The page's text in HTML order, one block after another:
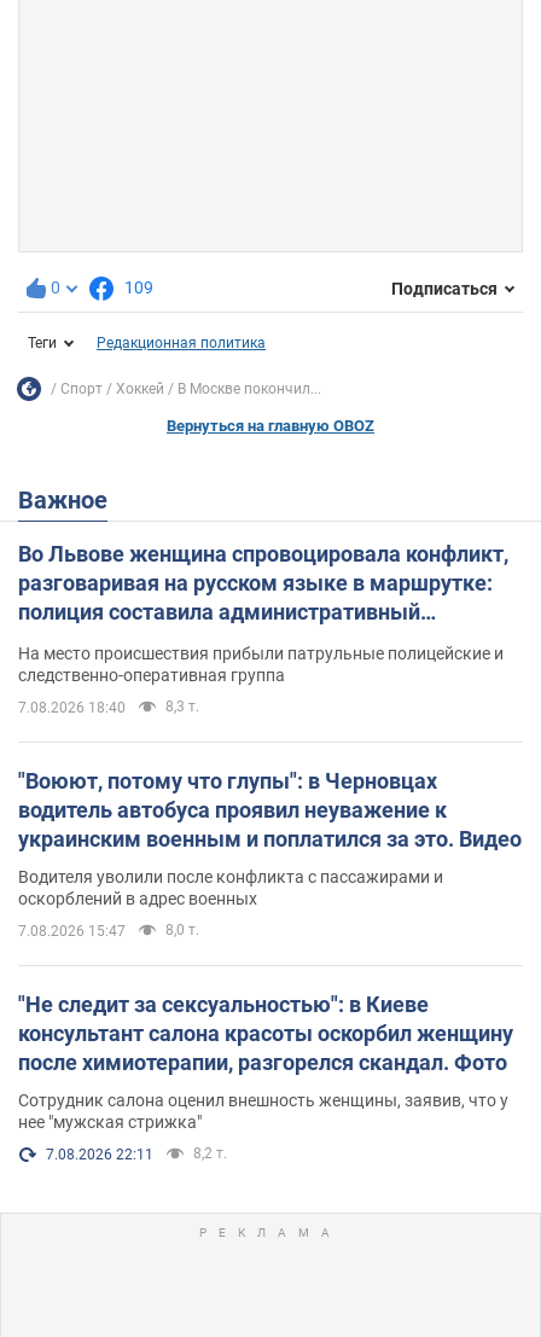
0 109 Подписаться
Теги Редакционная политика
Спорт Хоккей В Москве покончил...
Вернуться на главную OBOZ
Важное
Во Львове женщина спровоцировала конфликт,
разговаривая на русском языке в маршрутке:
полиция составила административный
протокол. Видео
На место происшествия прибыли патрульные полицейские и
следственно-оперативная группа
7.08.2026 18:40 8,3 т.
"Воюют, потому что глупы": в Черновцах
водитель автобуса проявил неуважение к
украинским военным и поплатился за это. Видео
Водителя уволили после конфликта с пассажирами и
оскорблений в адрес военных
7.08.2026 15:47 8,0 т.
"Не следит за сексуальностью": в Киеве
консультант салона красоты оскорбил женщину
после химиотерапии, разгорелся скандал. Фото
Сотрудник салона оценил внешность женщины, заявив, что у
нее "мужская стрижка"
7.08.2026 22:11 8,2 т.